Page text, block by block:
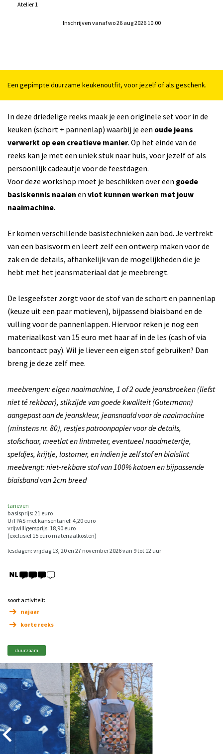
Atelier 1
Inschrijven vanaf wo 26 aug 2026 10.00
Een gepimpte duurzame keukenoutfit, voor jezelf of als geschenk.
In deze driedelige reeks maak je een originele set voor in de
keuken (schort + pannenlap) waarbij je een oude jeans
verwerkt op een creatieve manier. Op het einde van de
reeks kan je met een uniek stuk naar huis, voor jezelf of als
persoonlijk cadeautje voor de feestdagen.
Voor deze workshop moet je beschikken over een goede
basiskennis naaien en vlot kunnen werken met jouw
naaimachine.
Er komen verschillende basistechnieken aan bod. Je vertrekt
van een basisvorm en leert zelf een ontwerp maken voor de
zak en de details, afhankelijk van de mogelijkheden die je
hebt met het jeansmateriaal dat je meebrengt.
De lesgeefster zorgt voor de stof van de schort en pannenlap
(keuze uit een paar motieven), bijpassend biaisband en de
vulling voor de pannenlappen. Hiervoor reken je nog een
materiaalkost van 15 euro met haar af in de les (cash of via
bancontact pay). Wil je liever een eigen stof gebruiken? Dan
breng je deze zelf mee.
meebrengen: eigen naaimachine, 1 of 2 oude jeansbroeken (liefst
niet té rekbaar), stikzijde van goede kwaliteit (Gutermann)
aangepast aan de jeanskleur, jeansnaald voor de naaimachine
(minstens nr. 80), restjes patroonpapier voor de details,
stofschaar, meetlat en lintmeter, eventueel naadmetertje,
speldjes, krijtje, lostorner, en indien je zelf stof en biaislint
meebrengt: niet-rekbare stof van 100% katoen en bijpassende
biaisband van 2cm breed
tarieven
basisprijs: 21 euro
UiTPAS met kansentarief: 4,20 euro
vrijwilligersprijs: 18,90 euro
(exclusief 15 euro materiaalkosten)
lesdagen: vrijdag 13, 20 en 27 november 2026 van 9 tot 12 uur
soort activiteit:
najaar
korte reeks
duurzaam
Overslaan